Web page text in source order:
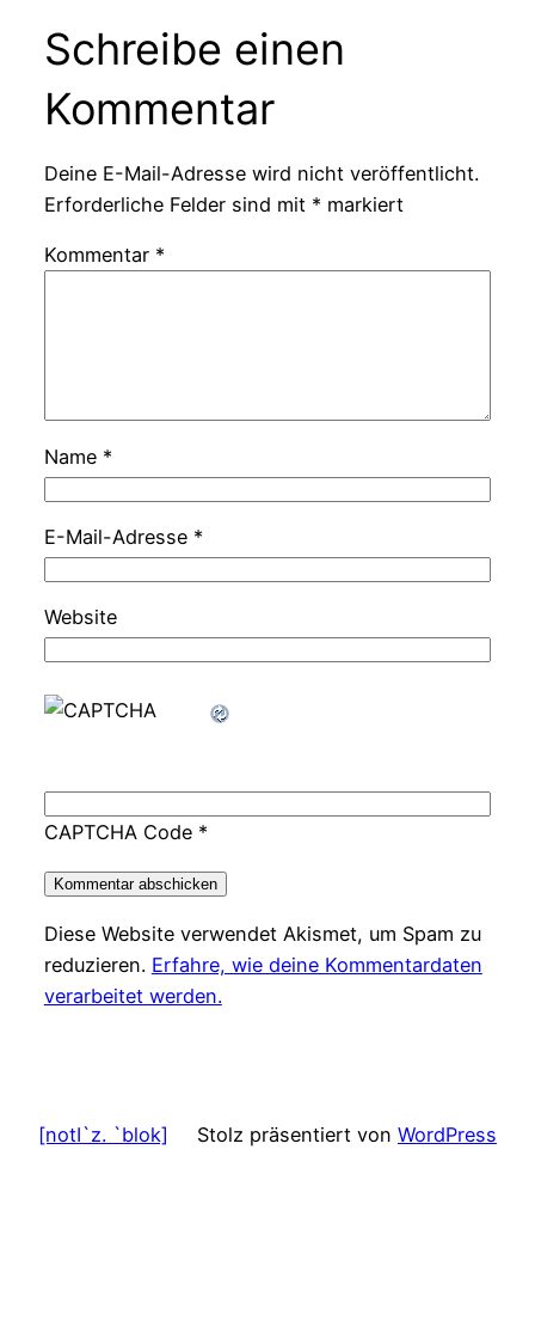
Schreibe einen
Kommentar
Deine E-Mail-Adresse wird nicht veröffentlicht.
Erforderliche Felder sind mit * markiert
Kommentar *
Name *
E-Mail-Adresse *
Website
CAPTCHA Code*
Diese Website verwendet Akismet, um Spam zu
reduzieren. Erfahre, wie deine Kommentardaten
verarbeitet werden.
[notI`z. `blok] Stolz präsentiert von WordPress